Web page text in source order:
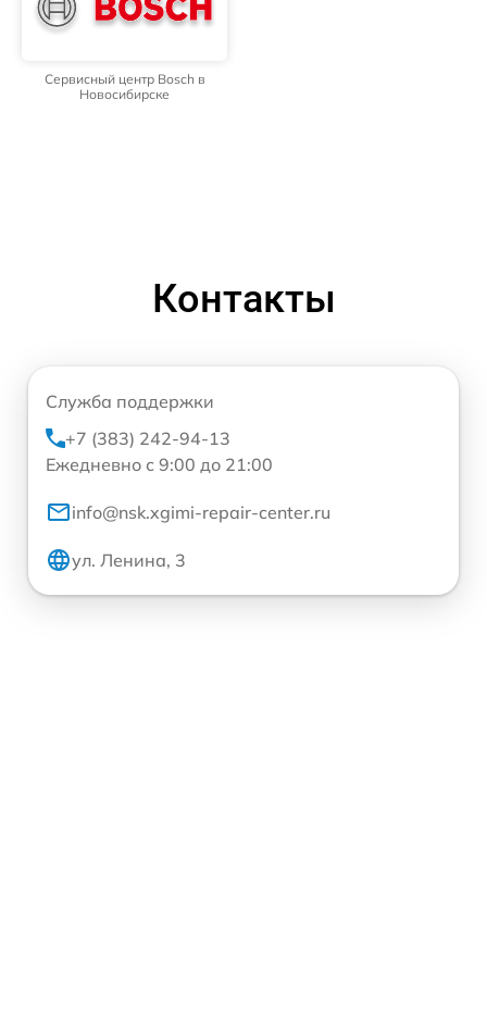
Сервисный центр Bosch в
Новосибирске
Контакты
Служба поддержки
+7 (383) 242-94-13
Ежедневно с 9:00 до 21:00
info@nsk.xgimi-repair-center.ru
ул. Ленина, 3